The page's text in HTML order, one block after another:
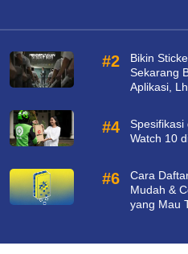
Bikin
Sekarang
Aplikasi,
Spesifikasi
Watch 10
Cara
Mudah &
yang Mau